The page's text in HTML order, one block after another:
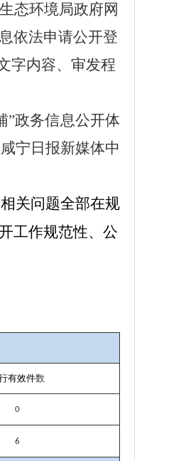
态环境局政府网
依法申请公开登
字内容、审发程
”政务信息公开体
宁日报新媒体中
关问题全部在规
工作规范性、公
有效件数
0
6